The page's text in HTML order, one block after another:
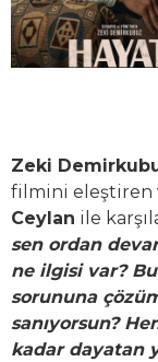
Zeki
filmini eleştiren
Ceylan ile
sen ordan
ne ilgisi var?
sorununa
sanıyorsun?
kadar dayatan